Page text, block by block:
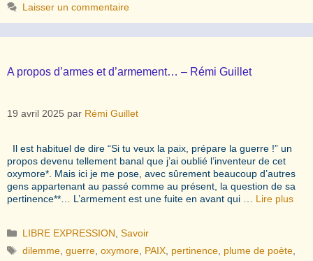
Laisser un commentaire
A propos d’armes et d’armement… – Rémi Guillet
19 avril 2025 par Rémi Guillet
Il est habituel de dire “Si tu veux la paix, prépare la guerre !” un
propos devenu tellement banal que j’ai oublié l’inventeur de cet
oxymore*. Mais ici je me pose, avec sûrement beaucoup d’autres
gens appartenant au passé comme au présent, la question de sa
pertinence**… L’armement est une fuite en avant qui … Lire plus
Catégories
LIBRE EXPRESSION ,Savoir
Étiquettes
dilemme ,guerre ,oxymore PAIX pertinence plume de poète